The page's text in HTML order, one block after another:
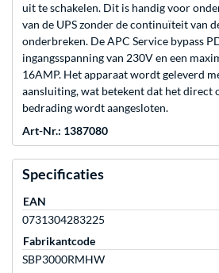
uit te schakelen. Dit is handig voor
van de UPS zonder de continuïteit van
onderbreken. De APC Service bypass
ingangsspanning van 230V en een
16AMP. Het apparaat wordt geleverd
aansluiting, wat betekent dat het direct
bedrading wordt aangesloten.
Art-Nr.: 1387080
Specificaties
EAN
0731304283225
Fabrikantcode
SBP3000RMHW